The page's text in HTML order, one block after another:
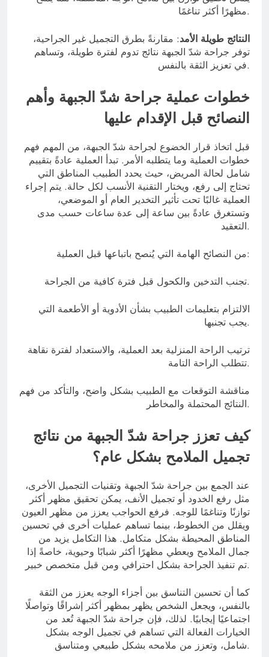
مظهرًا أكثر تناغمًا.
النتائج طويلة الأمد: مقارنةً بطرق التجميل غير الجراحية،
توفر جراحة شدّ الجبهة نتائج تدوم لفترة طويلة، وتساهم
في تعزيز الثقة بالنفس.
خطوات عملية جراحة شدّ الجبهة وأهم
النصائح قبل الإقدام عليها
قبل اتخاذ قرار الخضوع لجراحة شدّ الجبهة، من المهم فهم
خطوات العملية وما يتطلبه الأمر. تبدأ العملية عادةً بتقييم
شامل لحالة المريض، حيث يحدد الطبيب المناطق التي
تحتاج إلى رفع، ويختار التقنية الأنسب لكل حالة. يتم إجراء
العملية غالبًا تحت تأثير التخدير العام أو الموضعي،
وتستغرق عادةً بين ساعة إلى عدة ساعات حسب مدى
التعقيد.
من النصائح الهامة التي يُنصح باتباعها قبل العملية:
تجنب التدخين والكحول قبل فترة كافية من الجراحة.
الالتزام بتعليمات الطبيب بشأن الأدوية أو الأطعمة التي
يجب تجنبها.
ترتيب الراحة المنزلية بعد العملية، والاستعداد لفترة نقاهة
تتطلب الراحة التامة.
مناقشة التوقعات مع الطبيب بشكل واضح، والتأكد من فهم
النتائج المحتملة والمخاطر.
كيف تعزز جراحة شدّ الجبهة من نتائج
تجميل الملامح بشكل عام؟
عند الجمع بين جراحة شدّ الجبهة وتقنيات التجميل الأخرى،
مثل رفع الخدود أو تجميل الأنف، يمكن تحقيق مظهر أكثر
توازنًا وتناغمًا للوجه. فرفع الحواجب يعزز من مظهر العيون
ويقلل من الخطوط، بينما تساهم عمليات أخرى في تحسين
المناطق المحيطة بشكل متكامل. هذا التكامل يزيد من
جمال الملامح ويعطي مظهرًا أكثر شبابًا وحيوية، خاصةً إذا
تم تنفيذ الجراحة بشكل احترافي ومن قبل متخصص خبير.
كما أن تحسين التناسق بين أجزاء الوجه يعزز من الثقة
بالنفس، ويجعل الشخص يظهر بمظهر أكثر إشراقًا وتواصلًا
اجتماعيًا إيجابيًا. لذلك، فإن جراحة شدّ الجبهة تُعد من
الخيارات الفعالة التي تساهم في تجميل الوجه بشكل
شامل، وتعزز من ملامحه بشكل طبيعي ومتناسق.